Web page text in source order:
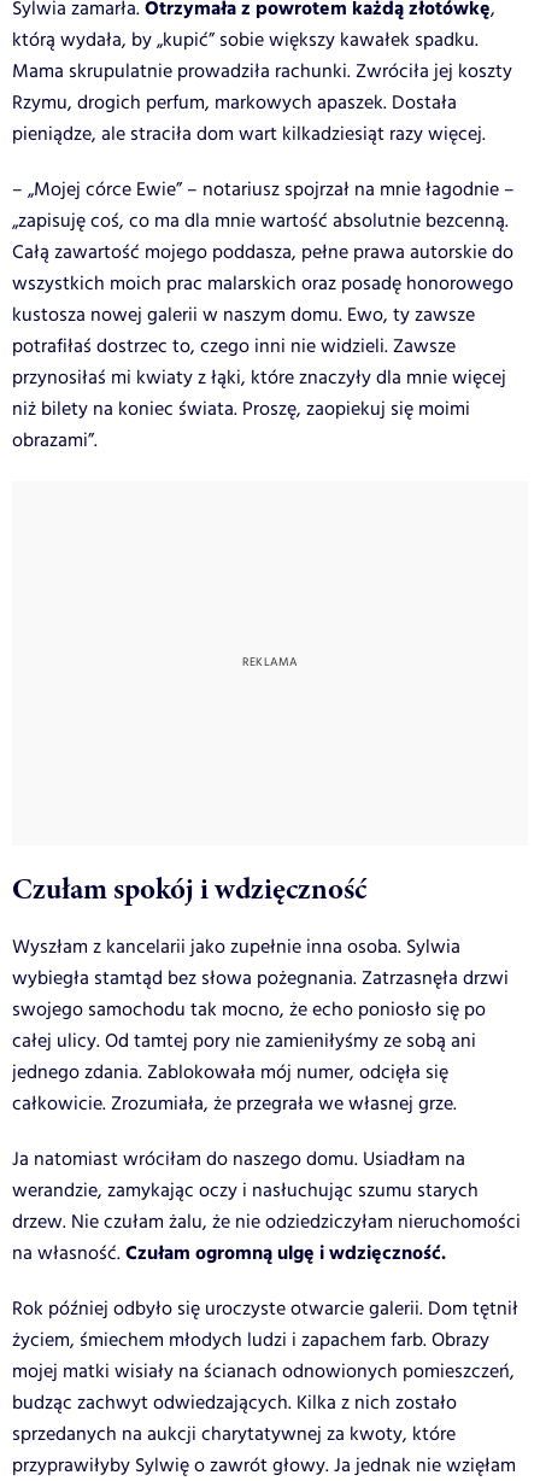
Sylwia zamarła.Otrzymała z powrotem każdą złotówkę,
którą wydała, by „kupić” sobie większy kawałek spadku.
Mama skrupulatnie prowadziła rachunki. Zwróciła jej koszty
Rzymu, drogich perfum, markowych apaszek. Dostała
pieniądze, ale straciła dom wart kilkadziesiąt razy więcej.
– „Mojej córce Ewie” – notariusz spojrzał na mnie łagodnie –
„zapisuję coś, co ma dla mnie wartość absolutnie bezcenną.
Całą zawartość mojego poddasza, pełne prawa autorskie do
wszystkich moich prac malarskich oraz posadę honorowego
kustosza nowej galerii w naszym domu. Ewo, ty zawsze
potrafiłaś dostrzec to, czego inni nie widzieli. Zawsze
przynosiłaś mi kwiaty z łąki, które znaczyły dla mnie więcej
niż bilety na koniec świata. Proszę, zaopiekuj się moimi
obrazami”.
Czułam spokój i wdzięczność
Wyszłam z kancelarii jako zupełnie inna osoba. Sylwia
wybiegła stamtąd bez słowa pożegnania. Zatrzasnęła drzwi
swojego samochodu tak mocno, że echo poniosło się po
całej ulicy. Od tamtej pory nie zamieniłyśmy ze sobą ani
jednego zdania. Zablokowała mój numer, odcięła się
całkowicie. Zrozumiała, że przegrała we własnej grze.
Ja natomiast wróciłam do naszego domu. Usiadłam na
werandzie, zamykając oczy i nasłuchując szumu starych
drzew. Nie czułam żalu, że nie odziedziczyłam nieruchomości
na własność.Czułam ogromną ulgę i wdzięczność.
Rok później odbyło się uroczyste otwarcie galerii. Dom tętnił
życiem, śmiechem młodych ludzi i zapachem farb. Obrazy
mojej matki wisiały na ścianach odnowionych pomieszczeń,
budząc zachwyt odwiedzających. Kilka z nich zostało
sprzedanych na aukcji charytatywnej za kwoty, które
przyprawiłyby Sylwię o zawrót głowy. Ja jednak nie wzięłam